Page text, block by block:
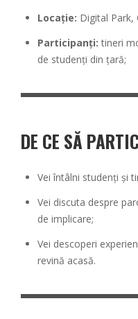
Locație: Digital Park,
Participanți: tineri
de studenți din țară;
DE CE SĂ
Vei întâlni studenți și
Vei discuta despre
de implicare;
Vei descoperi
revină acasă.